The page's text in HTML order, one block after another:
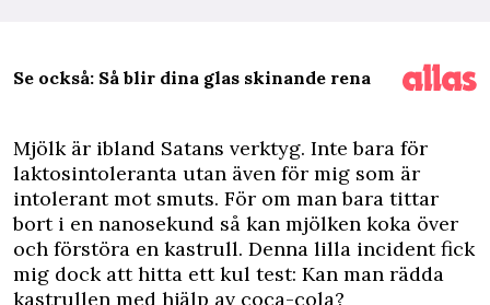
Se också: Så blir dina glas skinande rena
Mjölk är ibland Satans verktyg. Inte bara för
laktosintoleranta utan även för mig som är
intolerant mot smuts. För om man bara tittar
bort i en nanosekund så kan mjölken koka över
och förstöra en kastrull. Denna lilla incident fick
mig dock att hitta ett kul test: Kan man rädda
kastrullen med hjälp av coca-cola?